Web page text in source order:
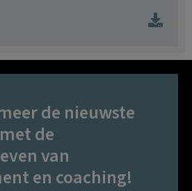
de nieuwste
de
van
en coaching!